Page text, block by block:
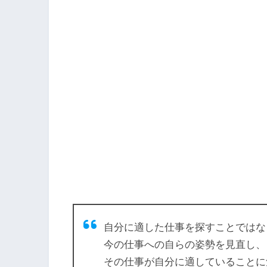
自分に適した仕事を探すことではな
今の仕事への自らの姿勢を見直し、
その仕事が自分に適していることに